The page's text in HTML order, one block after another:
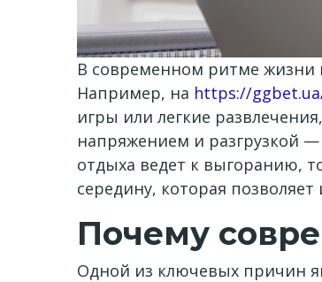
В современном ритме жизни
Например, на https://
игры или легкие
напряжением и разгрузкой —
отдыха ведет к выгоранию,
середину, которая
Почему
Одной из ключевых причин